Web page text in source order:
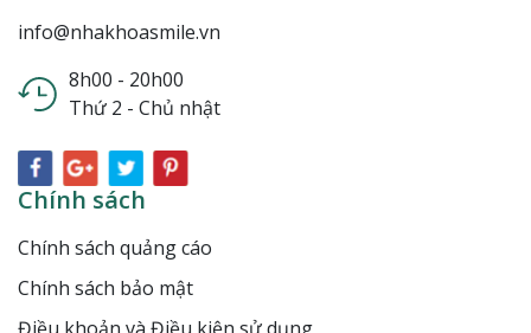
info@nhakhoasmile.vn
8h00 - 20h00
Thứ 2 - Chủ nhật
Chính sách
Chính sách quảng cáo
Chính sách bảo mật